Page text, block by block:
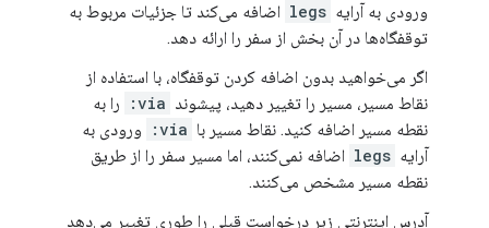
ورودی به آرایه legs اضافه می‌کند تا جزئیات مربوط به
توقفگاه‌ها در آن بخش از سفر را ارائه دهد.
اگر می‌خواهید بدون اضافه کردن توقفگاه، با استفاده از
نقاط مسیر، مسیر را تغییر دهید، پیشوند via:
را به
نقطه مسیر اضافه کنید. نقاط مسیر با via:
ورودی به
آرایه legs اضافه نمی‌کنند، اما مسیر سفر را از طریق
نقطه مسیر مشخص می‌کنند.
آدرس اینترنتی زیر درخواست قبلی را طوری تغییر می‌دهد